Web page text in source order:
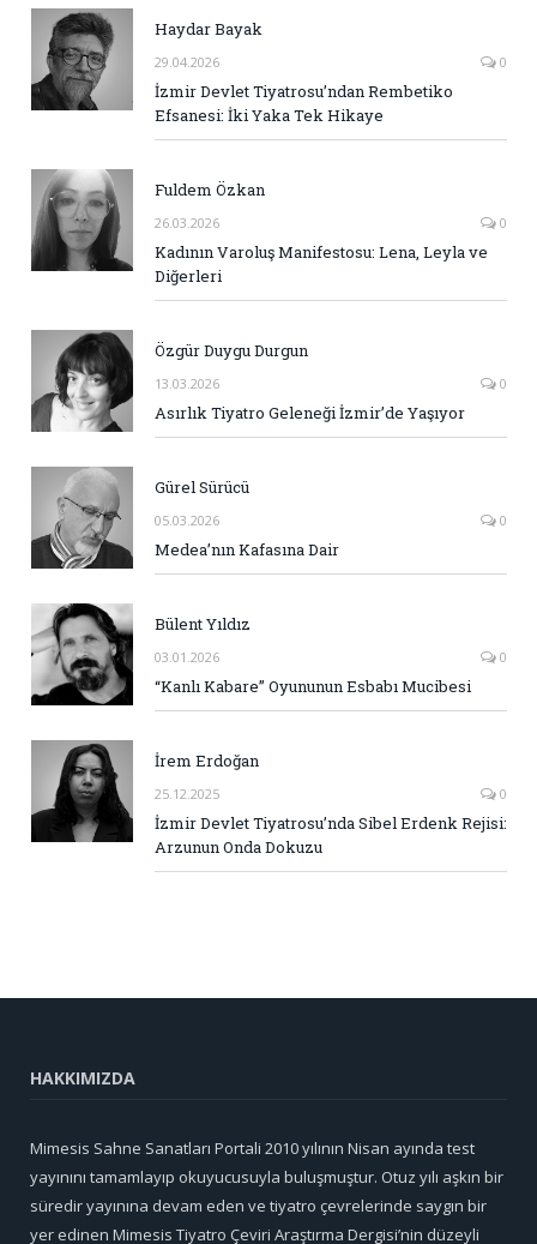
Haydar Bayak
29.04.2026 0
İzmir Devlet Tiyatrosu’ndan Rembetiko
Efsanesi: İki Yaka Tek Hikaye
Fuldem Özkan
26.03.2026 0
Kadının Varoluş Manifestosu: Lena, Leyla ve
Diğerleri
Özgür Duygu Durgun
13.03.2026 0
Asırlık Tiyatro Geleneği İzmir’de Yaşıyor
Gürel Sürücü
05.03.2026 0
Medea’nın Kafasına Dair
Bülent Yıldız
03.01.2026 0
“Kanlı Kabare” Oyununun Esbabı Mucibesi
İrem Erdoğan
25.12.2025 0
İzmir Devlet Tiyatrosu’nda Sibel Erdenk Rejisi:
Arzunun Onda Dokuzu
HAKKIMIZDA
Mimesis Sahne Sanatları Portali 2010 yılının Nisan ayında test
yayınını tamamlayıp okuyucusuyla buluşmuştur. Otuz yılı aşkın bir
süredir yayınına devam eden ve tiyatro çevrelerinde saygın bir
yer edinen Mimesis Tiyatro Çeviri Araştırma Dergisi’nin düzeyli